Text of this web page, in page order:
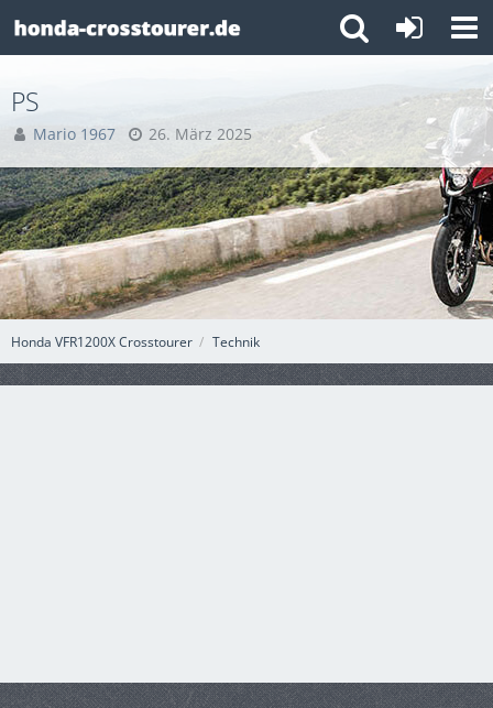
Honda VFR1200X Crosstourer Technik
PS
Mario 1967 26. März 2025